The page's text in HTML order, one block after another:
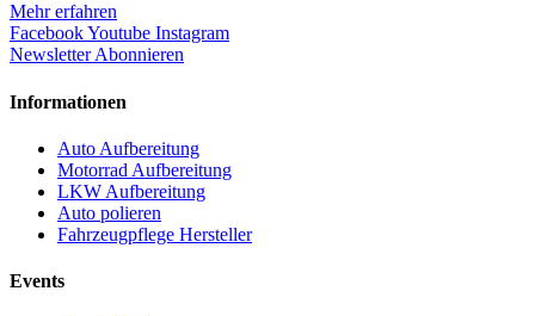
Mehr erfahren
FacebookYoutube Instagram
Newsletter Abonnieren
Informationen
Auto Aufbereitung
Motorrad Aufbereitung
LKW Aufbereitung
Auto polieren
Fahrzeugpflege Hersteller
Events